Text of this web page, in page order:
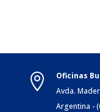

Oficinas
Avda.
Argentina -